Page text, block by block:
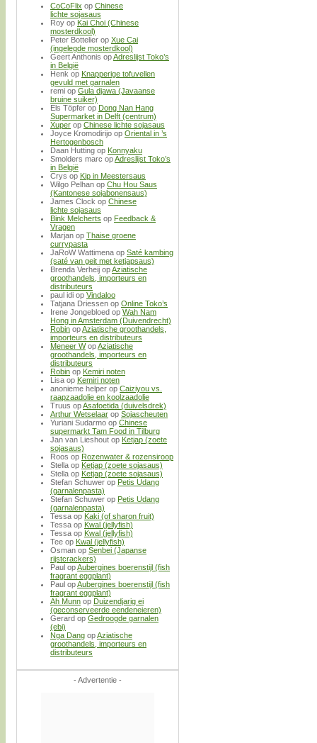
CoCoFlix op Chinese
lichte sojasaus
Roy op Kai Choi (Chinese
mosterdkool)
Peter Bottelier op Xue Cai
(ingelegde mosterdkool)
Geert Anthonis opAdreslijst Toko’s
in België
Henk op Knapperige tofuvellen
gevuld met garnalen
remi op Gula djawa (Javaanse
bruine suiker)
Els Töpfer op Dong Nan Hang
Supermarket in Delft (centrum)
Xuper op Chinese lichte sojasaus
Joyce Kromodirijo op Oriental in ’s
Hertogenbosch
Daan Hutting op Konnyaku
Smolders marc opAdreslijst Toko’s
in België
Crys op Kip in Meestersaus
Wilgo Pelhan op Chu Hou Saus
(Kantonese sojabonensaus)
James Clock op Chinese
lichte sojasaus
Bink Melcherts op Feedback &
Vragen
Marjan op Thaise groene
currypasta
JaRoW Wattimena op Saté kambing
(saté van geit met ketjapsaus)
Brenda Verheij opAziatische
groothandels, importeurs en
distributeurs
paul idi op Vindaloo
Tatjana Driessen op Online Toko’s
Irene Jongebloed op Wah Nam
Hong in Amsterdam (Duivendrecht)
Robin opAziatische groothandels,
importeurs en distributeurs
Meneer WopAziatische
groothandels, importeurs en
distributeurs
Robin op Kemiri noten
Lisa op Kemiri noten
anonieme helper op Caiziyou vs.
raapzaadolie en koolzaadolie
Truus opAsafoetida (duivelsdrek)
Arthur Wetselaar op Sojascheuten
Yuriani Sudarmo op Chinese
supermarkt Tam Food in Tilburg
Jan van Lieshout op Ketjap (zoete
sojasaus)
Roos op Rozenwater & rozensiroop
Stella op Ketjap (zoete sojasaus)
Stella op Ketjap (zoete sojasaus)
Stefan Schuwer op Petis Udang
(garnalenpasta)
Stefan Schuwer op Petis Udang
(garnalenpasta)
Tessa op Kaki (of sharon fruit)
Tessa op Kwal (jellyfish)
Tessa op Kwal (jellyfish)
Tee op Kwal (jellyfish)
Osman op Senbei (Japanse
rijstcrackers)
Paul opAubergines boerenstijl (fish
fragrant eggplant)
Paul opAubergines boerenstijl (fish
fragrant eggplant)
Ah Munn op Duizendjarig ei
(geconserveerde eendeneieren)
Gerard op Gedroogde garnalen
(ebi)
Nga Dang opAziatische
groothandels, importeurs en
distributeurs
- Advertentie -